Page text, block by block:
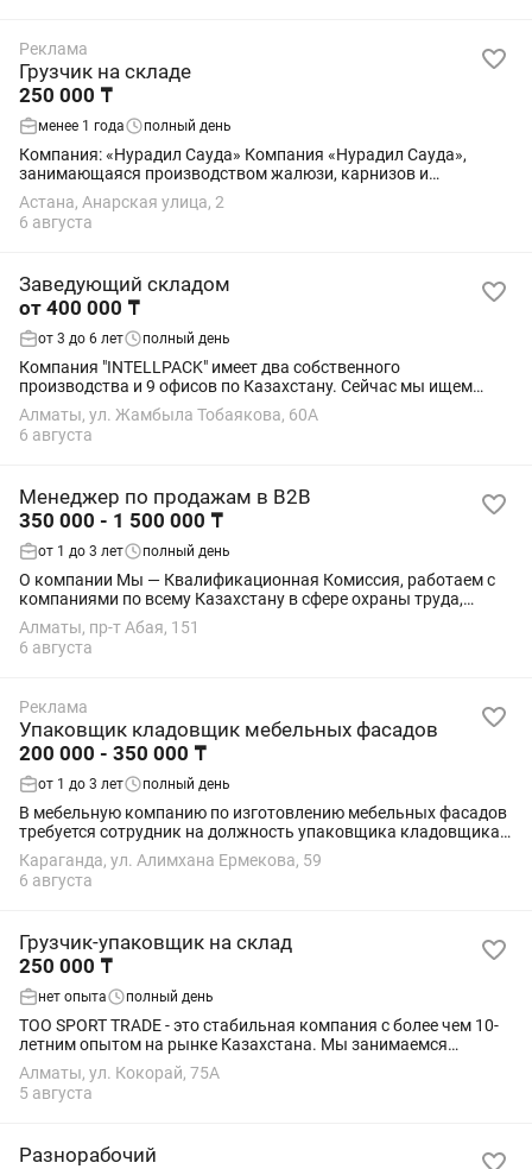
Реклама
Грузчик на складе
250 000 ₸
менее 1 года полный день
Компания: «Нурадил Сауда» Компания «Нурадил Сауда»,
занимающаяся производством жалюзи, карнизов и
комплектующих, в связи с открытием регионального филиала
в г. Астана приглашает на работу...
Астана, Анарская улица, 2
6 августа
Заведующий складом
от 400 000 ₸
от 3 до 6 лет полный день
Компания "INTELLPACK" имеет два собственного
производства и 9 офисов по Казахстану. Сейчас мы ищем
ответственного и опытного заведующего складом, который
хочет работать в надежной компании, получать...
Алматы, ул. Жамбыла Тобаякова, 60А
6 августа
Менеджер по продажам в B2B
350 000 - 1 500 000 ₸
от 1 до 3 лет полный день
О компании Мы — Квалификационная Комиссия, работаем с
компаниями по всему Казахстану в сфере охраны труда,
пожарной безопасности и обязательного обучения персонала.
Наши услуги востребованы бизнесом,...
Алматы, пр-т Абая, 151
6 августа
Реклама
Упаковщик кладовщик мебельных фасадов
200 000 - 350 000 ₸
от 1 до 3 лет полный день
В мебельную компанию по изготовлению мебельных фасадов
требуется сотрудник на должность упаковщика кладовщика .
График работы 6/1. С 8.00-18.00 Обед с13.00-14.00
Заработная оплата оговаривается по...
Караганда, ул. Алимхана Ермекова, 59
6 августа
Грузчик-упаковщик на склад
250 000 ₸
нет опыта полный день
ТОО SPORT TRADE - это стабильная компания с более чем 10-
летним опытом на рынке Казахстана. Мы занимаемся
продажей и производством спортивного инвентаря, тентовых
тканей и изделий из них через...
Алматы, ул. Кокорай, 75А
5 августа
Разнорабочий